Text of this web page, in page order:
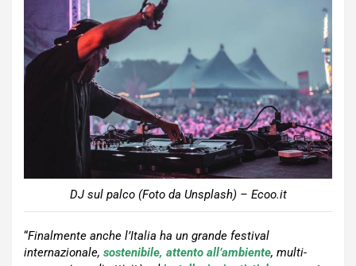
DJ sul palco (Foto da Unsplash) – Ecoo.it
“Finalmente anche l’Italia ha un grande festival
internazionale, sostenibile, attento all’ambiente, multi-